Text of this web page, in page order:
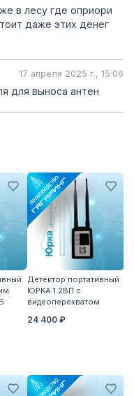
в лесу где оприори
даже этих денег
17 апреля 2025 г., 15:06
для выноса антен
Детектор портативный
ЮРКА 1.2ВП с
видеоперехватом
24 400 ₽